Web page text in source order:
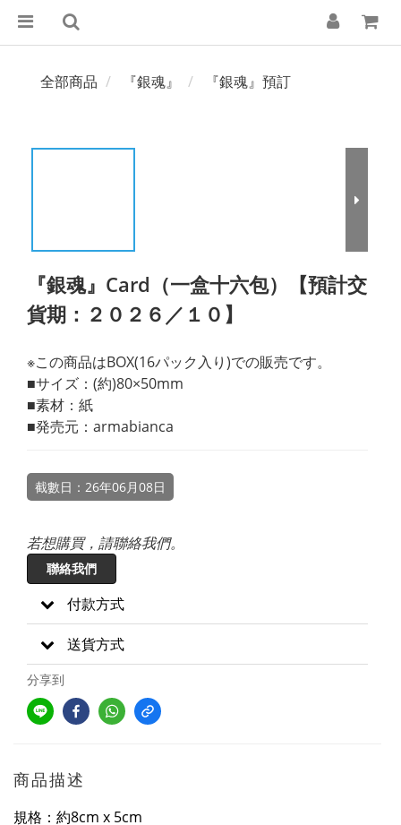
全部商品 『銀魂』 『銀魂』預訂
『銀魂』Card（一盒十六包）【預計交
貨期：２０２６／１０】
※この商品はBOX(16パック入り)での販売です。
■サイズ：(約)80×50mm
■素材：紙
■発売元：armabianca
截數日：26年06月08日
若想購買，請聯絡我們。
聯絡我們
付款方式
送貨方式
分享到
商品描述
規格：約8cm x 5cm